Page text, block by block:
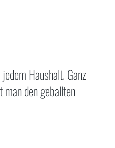
Haushalt. Ganz
den geballten